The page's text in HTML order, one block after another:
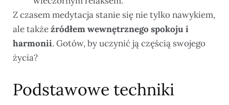
Z czasem medytacja stanie się nie tylko nawykiem,
ale takżeźródłem wewnętrznego spokoju i
harmonii. Gotów, by uczynić ją częścią swojego
życia?
Podstawowe techniki